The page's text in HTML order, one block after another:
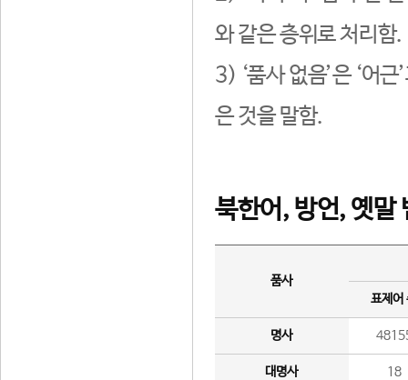
와 같은 층위로 처리함.
3) ‘품사 없음’은 ‘어
은 것을 말함.
북한어, 방언, 옛말
품사
표제어
명사
대명사 18